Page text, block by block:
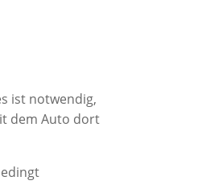
ist notwendig,
dem Auto dort